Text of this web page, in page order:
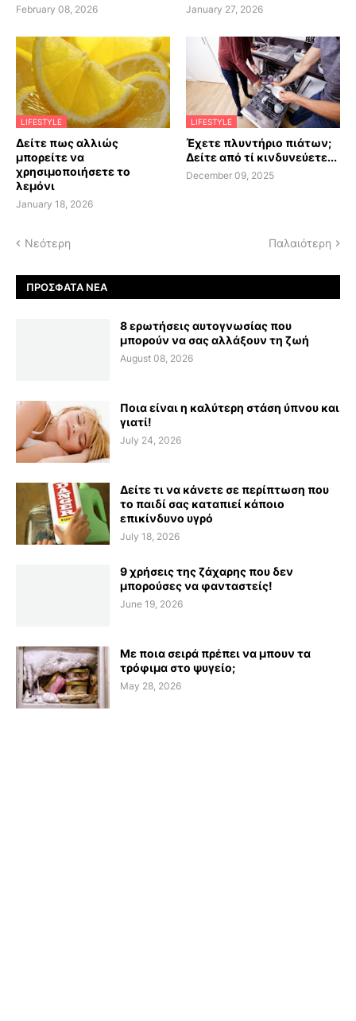
February 08, 2026 January 27, 2026
LIFESTYLE
Δείτε πως αλλιώς
μπορείτε να
χρησιμοποιήσετε το
λεμόνι
January 18, 2026
LIFESTYLE
Έχετε πλυντήριο πιάτων;
Δείτε από τί κινδυνεύετε...
December 09, 2025
Νεότερη Παλαιότερη
ΠΡΌΣΦΑΤΑ ΝΈΑ
8 ερωτήσεις αυτογνωσίας που
μπορούν να σας αλλάξουν τη ζωή
August 08, 2026
Ποια είναι η καλύτερη στάση ύπνου και
γιατί!
July 24, 2026
Δείτε τι να κάνετε σε περίπτωση που
το παιδί σας καταπιεί κάποιο
επικίνδυνο υγρό
July 18, 2026
9 χρήσεις της ζάχαρης που δεν
μπορούσες να φανταστείς!
June 19, 2026
Με ποια σειρά πρέπει να μπουν τα
τρόφιμα στο ψυγείο;
May 28, 2026